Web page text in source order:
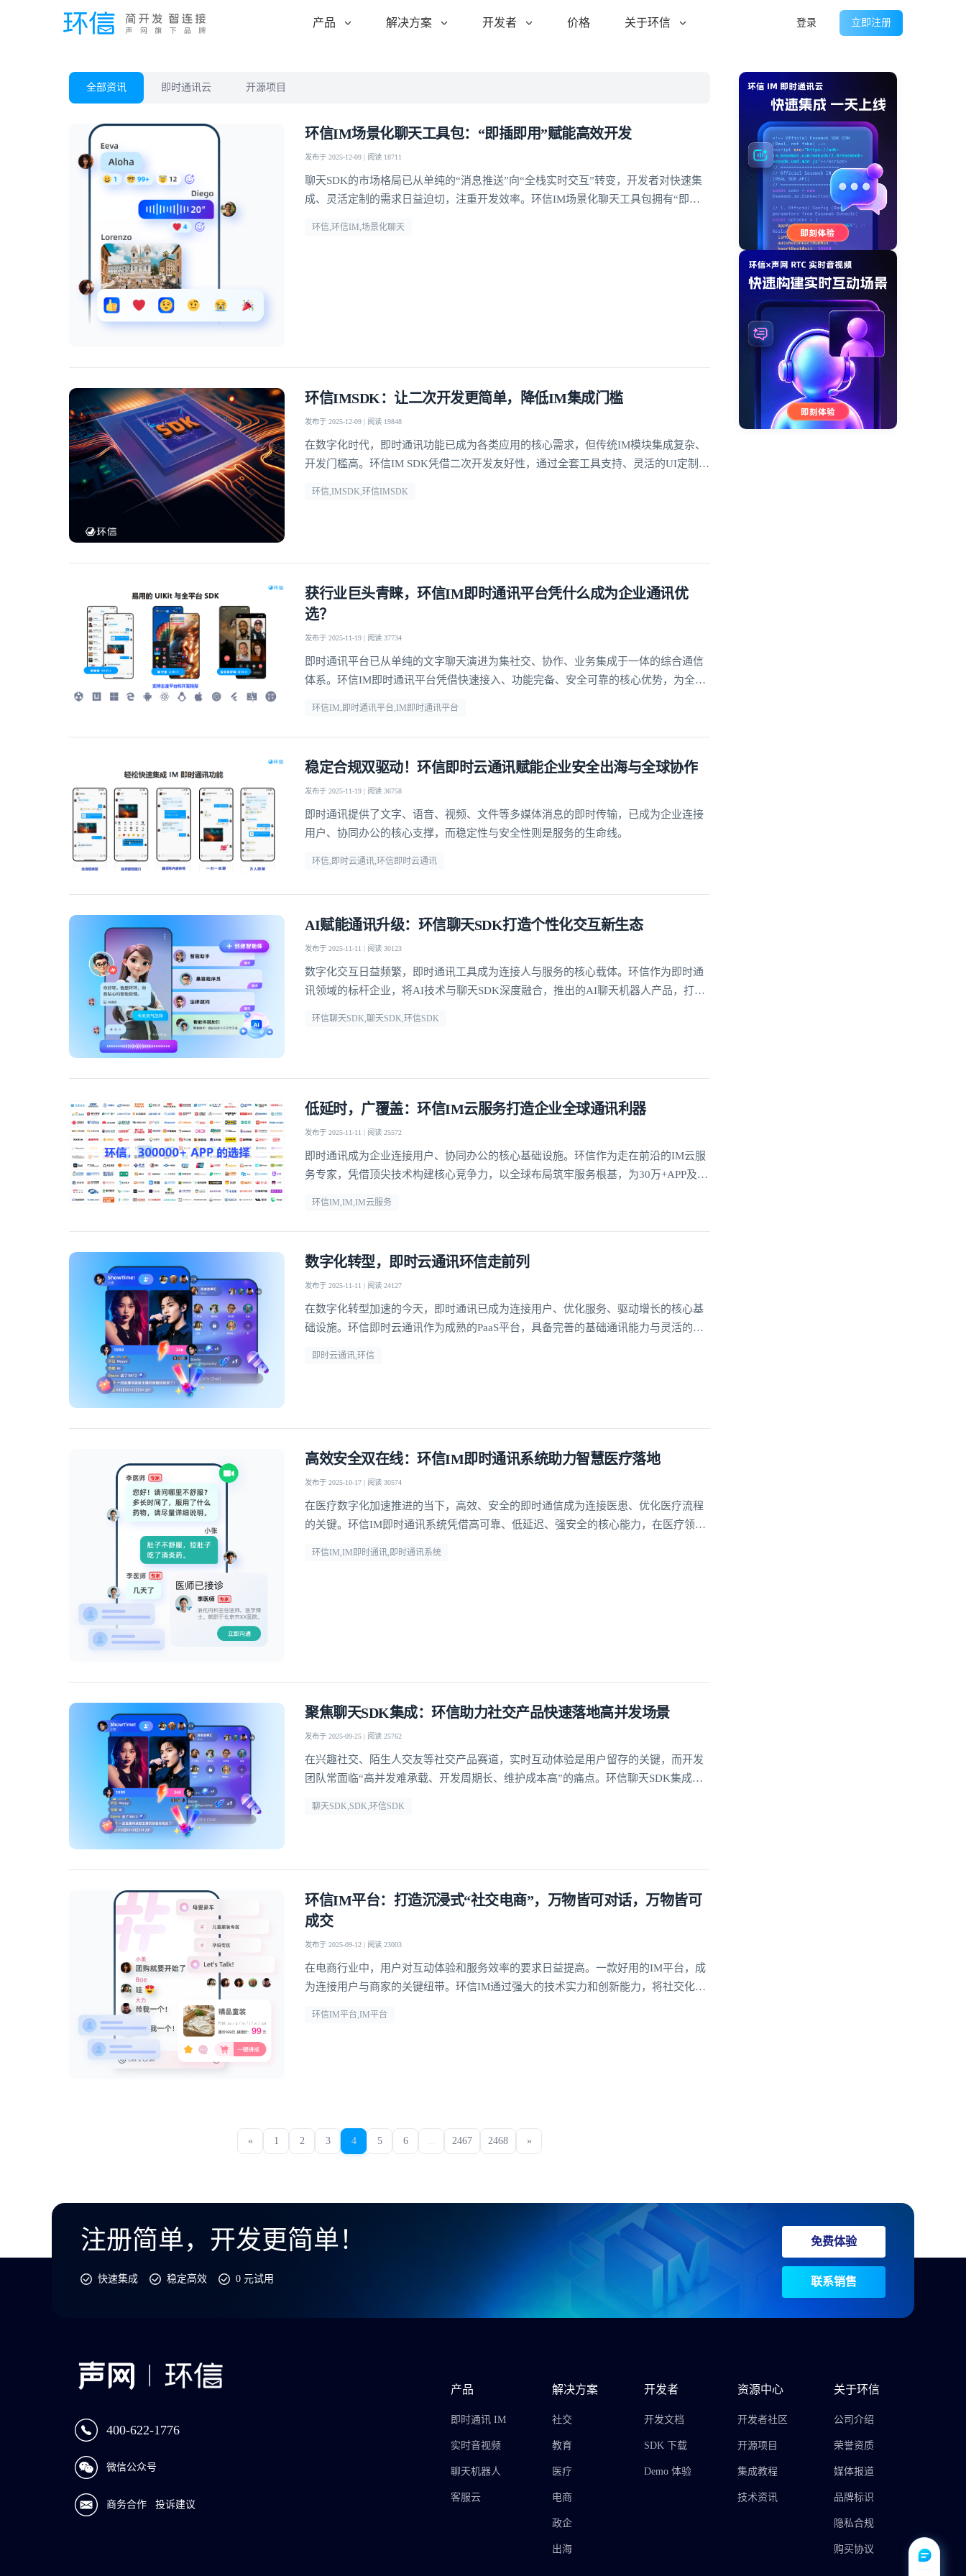
产品 解决方案 开发者 价格 关于环信 登录 立即注册
全部资讯 即时通讯云 开源项目
环信IM场景化聊天工具包：“即插即用”赋能高效开发
发布于 2025-12-09 | 阅读 18711
聊天SDK的市场格局已从单纯的“消息推送”向“全栈实时交互”转变，开发者对快速集
成、灵活定制的需求日益迫切，注重开发效率。环信IM场景化聊天工具包拥有“即插
环信,环信IM,场景化聊天
环信IMSDK：让二次开发更简单，降低IM集成门槛
发布于 2025-12-09 | 阅读 19848
在数字化时代，即时通讯功能已成为各类应用的核心需求，但传统IM模块集成复杂、
开发门槛高。环信IM SDK凭借二次开发友好性，通过全套工具支持、灵活的UI定制和
环信,IMSDK,环信IMSDK
获行业巨头青睐，环信IM即时通讯平台凭什么成为企业通讯优
选？
发布于 2025-11-19 | 阅读 37734
即时通讯平台已从单纯的文字聊天演进为集社交、协作、业务集成于一体的综合通信
体系。环信IM即时通讯平台凭借快速接入、功能完备、安全可靠的核心优势，为全球
环信IM,即时通讯平台,IM即时通讯平台
稳定合规双驱动！环信即时云通讯赋能企业安全出海与全球协作
发布于 2025-11-19 | 阅读 36758
即时通讯提供了文字、语音、视频、文件等多媒体消息的即时传输，已成为企业连接
用户、协同办公的核心支撑，而稳定性与安全性则是服务的生命线。
环信,即时云通讯,环信即时云通讯
AI赋能通讯升级：环信聊天SDK打造个性化交互新生态
发布于 2025-11-11 | 阅读 30123
数字化交互日益频繁，即时通讯工具成为连接人与服务的核心载体。环信作为即时通
讯领域的标杆企业，将AI技术与聊天SDK深度融合，推出的AI聊天机器人产品，打破
环信聊天SDK,聊天SDK,环信SDK
低延时，广覆盖：环信IM云服务打造企业全球通讯利器
发布于 2025-11-11 | 阅读 25572
即时通讯成为企业连接用户、协同办公的核心基础设施。环信作为走在前沿的IM云服
务专家，凭借顶尖技术构建核心竞争力，以全球布局筑牢服务根基，为30万+APP及40
环信IM,IM,IM云服务
数字化转型，即时云通讯环信走前列
发布于 2025-11-11 | 阅读 24127
在数字化转型加速的今天，即时通讯已成为连接用户、优化服务、驱动增长的核心基
础设施。环信即时云通讯作为成熟的PaaS平台，具备完善的基础通讯能力与灵活的高
即时云通讯,环信
高效安全双在线：环信IM即时通讯系统助力智慧医疗落地
发布于 2025-10-17 | 阅读 30574
在医疗数字化加速推进的当下，高效、安全的即时通信成为连接医患、优化医疗流程
的关键。环信IM即时通讯系统凭借高可靠、低延迟、强安全的核心能力，在医疗领域
环信IM,IM即时通讯,即时通讯系统
聚焦聊天SDK集成：环信助力社交产品快速落地高并发场景
发布于 2025-09-25 | 阅读 25762
在兴趣社交、陌生人交友等社交产品赛道，实时互动体验是用户留存的关键，而开发
团队常面临“高并发难承载、开发周期长、维护成本高”的痛点。环信聊天SDK集成方
聊天SDK,SDK,环信SDK
环信IM平台：打造沉浸式“社交电商”，万物皆可对话，万物皆可
成交
发布于 2025-09-12 | 阅读 23003
在电商行业中，用户对互动体验和服务效率的要求日益提高。一款好用的IM平台，成
为连接用户与商家的关键纽带。环信IM通过强大的技术实力和创新能力，将社交化功
环信IM平台,IM平台
« 1 2 3 4 5 6 ... 2467 2468 »
注册简单，开发更简单！
快速集成 稳定高效 0 元试用
免费体验
联系销售
400-622-1776
微信公众号
商务合作 投诉建议
产品
即时通讯 IM
实时音视频
聊天机器人
客服云
解决方案
社交
教育
医疗
电商
政企
出海
开发者
开发文档
SDK 下载
Demo 体验
资源中心
开发者社区
开源项目
集成教程
技术资讯
关于环信
公司介绍
荣誉资质
媒体报道
品牌标识
隐私合规
购买协议
我已阅读并同意
提交
不了，谢谢